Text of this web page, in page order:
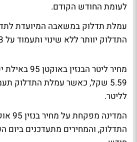
לעומת החודש הקודם.
עמלת תדלוק במשאבה המיועדת
התדלוק יוותר ללא שינוי ותעמוד על 13 אגורות לליטר.
מחיר ליטר
לליטר.
התדלוק, והמחירים מתעדכנים ביום